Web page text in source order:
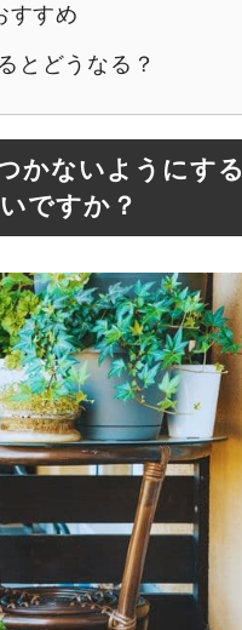
すすめ
とどうなる？
かないようにする
ですか？